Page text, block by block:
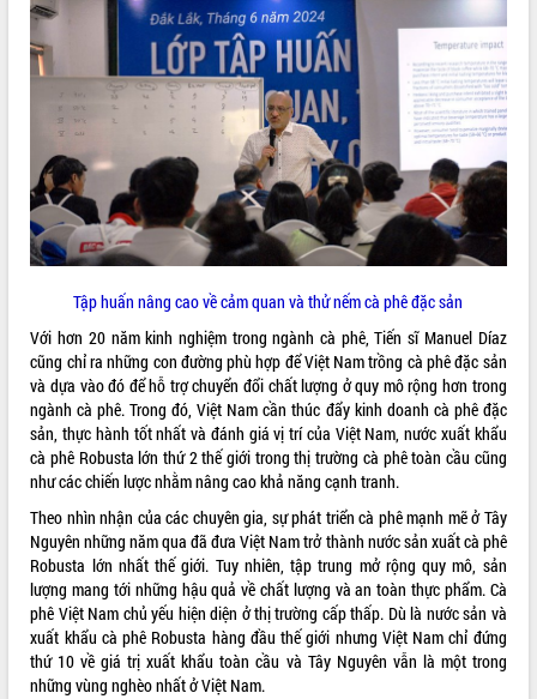
tỉnh khóa XI quyết nghị nhiều nội dung
quan trọng
Bí thư Tỉnh ủy Lương Nguyễn Minh
Triết thăm, tặng quà người có công với
cách mạng
Rà soát, hoàn thiện hệ thống thiết chế
văn hóa, thể thao đáp ứng yêu cầu
phát triển mới
Thường trực HĐND tỉnh Đắk Lắk gặp
mặt Đoàn chuyên gia y tế TP. Hồ Chí
Lễ truy điệu và an táng hài cốt liệt sĩ
tại Nghĩa trang Liệt sĩ xã Sơn Hòa
Bàn giải pháp tháo gỡ khó khăn trong
xuất khẩu sầu riêng và triển khai quy
định EUDR
Thứ trưởng Bộ Nông nghiệp và Môi
trường Nguyễn Hoàng Hiệp khảo sát
vùng trồng và doanh nghiệp đóng gói
sầu riêng tại Đắk Lắk
Trình diễn nghệ thuật chế biến các
món ăn từ sầu riêng
Đắk Lắk công bố Quy hoạch và xúc
tiến đầu tư tỉnh
Ngành cá ngừ Đắk Lắk chủ động thích
ứng để giữ vững thị trường xuất khẩu
LIÊN KẾT WEB
THỐNG KÊ TRUY CẬP
Hôm nay: 13523
Tất cả: 66026263
Tập huấn nâng cao về cảm quan và thử nếm cà phê đặc sản
Với hơn 20 năm kinh nghiệm trong ngành cà phê, Tiến sĩ Manuel Díaz
cũng chỉ ra những con đường phù hợp để Việt Nam trồng cà phê đặc sản
và dựa vào đó để hỗ trợ chuyển đổi chất lượng ở quy mô rộng hơn trong
ngành cà phê. Trong đó, Việt Nam cần thúc đẩy kinh doanh cà phê đặc
sản, thực hành tốt nhất và đánh giá vị trí của Việt Nam, nước xuất khẩu
cà phê Robusta lớn thứ 2 thế giới trong thị trường cà phê toàn cầu cũng
như các chiến lược nhằm nâng cao khả năng cạnh tranh.
Theo nhìn nhận của các chuyên gia, sự phát triển cà phê mạnh mẽ ở Tây
Nguyên những năm qua đã đưa Việt Nam trở thành nước sản xuất cà phê
Robusta lớn nhất thế giới. Tuy nhiên, tập trung mở rộng quy mô, sản
lượng mang tới những hậu quả về chất lượng và an toàn thực phẩm. Cà
phê Việt Nam chủ yếu hiện diện ở thị trường cấp thấp. Dù là nước sản và
xuất khẩu cà phê Robusta hàng đầu thế giới nhưng Việt Nam chỉ đứng
thứ 10 về giá trị xuất khẩu toàn cầu và Tây Nguyên vẫn là một trong
những vùng nghèo nhất ở Việt Nam.